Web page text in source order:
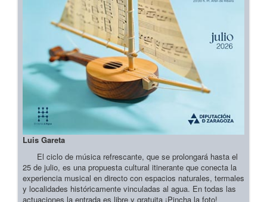
Luis Gareta
El ciclo de música refrescante, que se prolongará hasta el
25 de julio, es una propuesta cultural itinerante que conecta la
experiencia musical en directo con espacios naturales, termales
y localidades históricamente vinculadas al agua. En todas las
actuaciones la entrada es libre y gratuita ¡Pincha la foto!